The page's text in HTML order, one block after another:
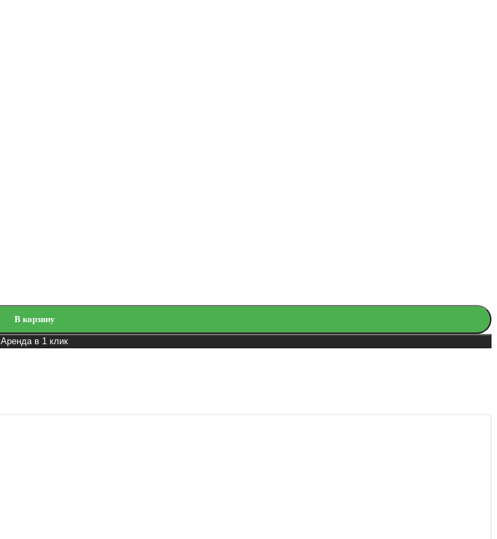
В корзину
Аренда в 1 клик